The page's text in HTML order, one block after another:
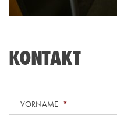
KONTAKT
VORNAME *